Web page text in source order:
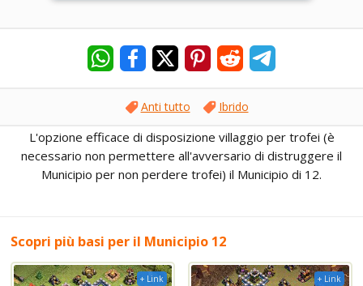
Anti tutto Ibrido
L'opzione efficace di disposizione villaggio per trofei (è
necessario non permettere all'avversario di distruggere il
Municipio per non perdere trofei) il Municipio di 12.
Scopri più basi per il Municipio 12
+ Link + Link